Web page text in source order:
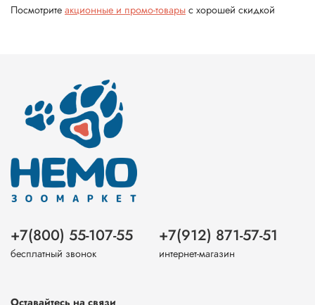
Посмотрите акционные и промо-товары с хорошей скидкой
+7(800) 55-107-55
бесплатный звонок
+7(912) 871-57-51
интернет-магазин
Оставайтесь на связи